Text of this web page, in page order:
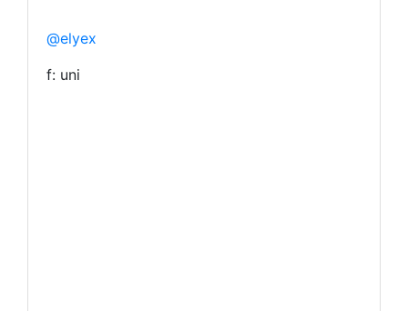
@elyex
f: uni